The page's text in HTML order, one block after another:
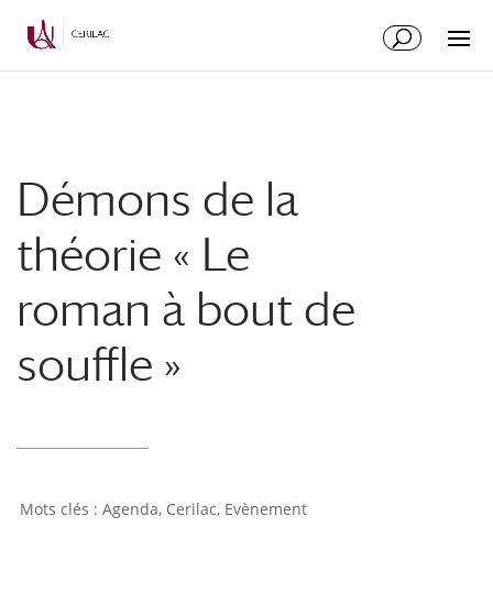
Démons de la
théorie « Le
roman à bout de
souffle »
Agenda, Cerilac, Evènement